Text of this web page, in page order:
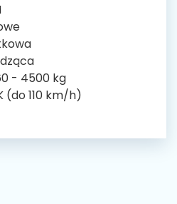
- 4500 kg
(do 110 km/h)